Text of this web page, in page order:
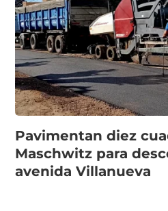
Pavimentan diez
Maschwitz para
avenida Villanueva